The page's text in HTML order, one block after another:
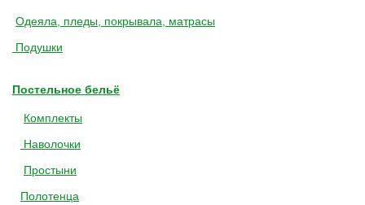
Одеяла, пледы, покрывала, матрасы
Подушки
Постельное бельё
Комплекты
Наволочки
Простыни
Полотенца